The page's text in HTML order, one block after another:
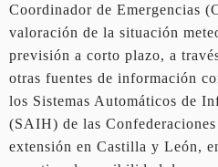
Coordinador de Emergencias
valoración de la situación
previsión a corto plazo, a
otras fuentes de información
los Sistemas Automáticos de
(SAIH) de las
extensión en Castilla y León,